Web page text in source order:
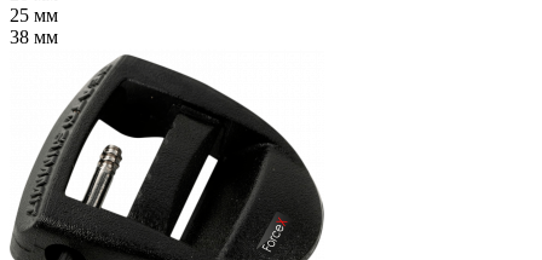
25 мм
38 мм